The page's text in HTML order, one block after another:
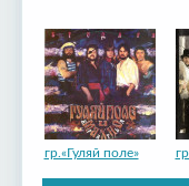
гр.«Гуляй поле»